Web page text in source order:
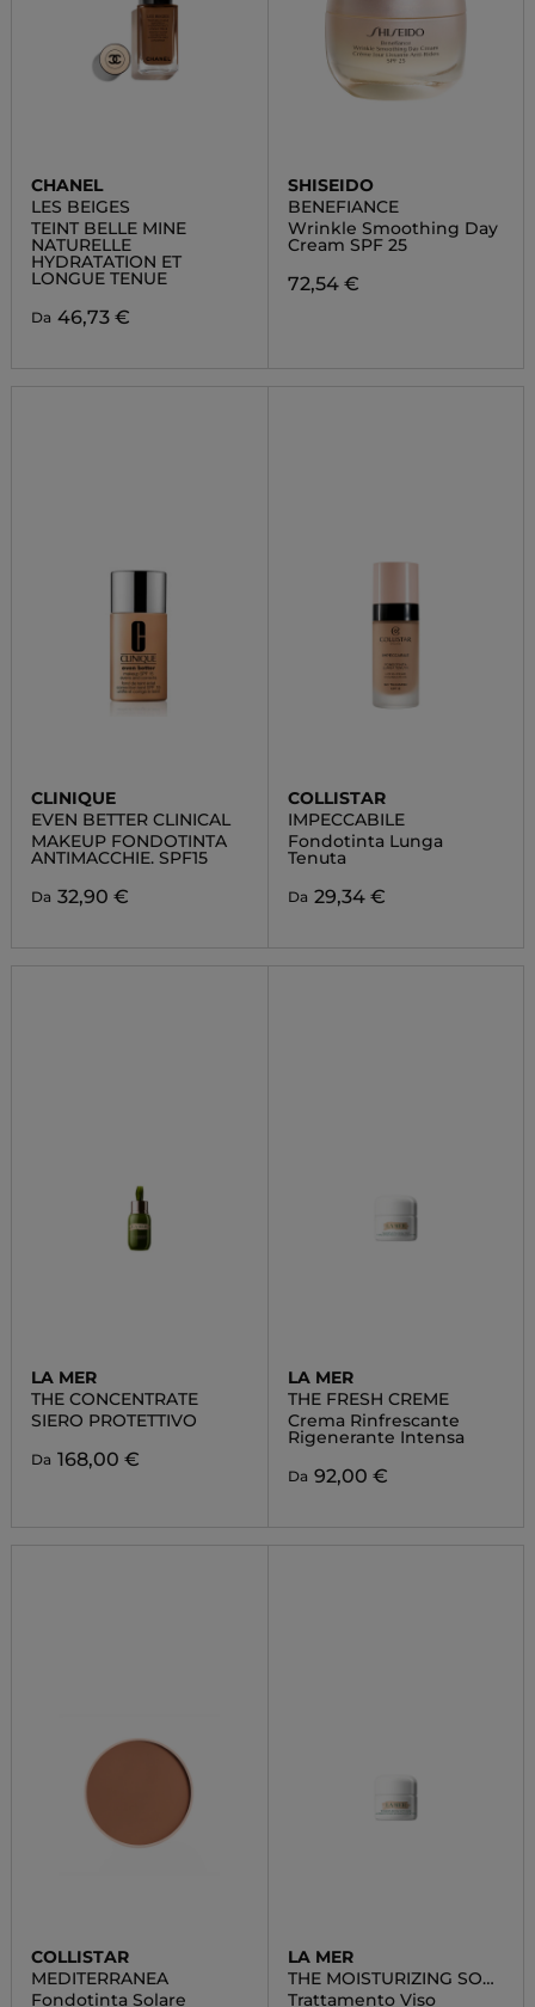
CHANEL
LES BEIGES
TEINT BELLE MINE
NATURELLE
HYDRATATION ET
LONGUE TENUE
Da 46,73 €
SHISEIDO
BENEFIANCE
Wrinkle Smoothing Day
Cream SPF 25
72,54 €
CLINIQUE
EVEN BETTER CLINICAL
MAKEUP FONDOTINTA
ANTIMACCHIE. SPF15
Da 32,90 €
COLLISTAR
IMPECCABILE
Fondotinta Lunga
Tenuta
Da 29,34 €
LA MER
THE CONCENTRATE
SIERO PROTETTIVO
Da 168,00 €
LA MER
THE FRESH CREME
Crema Rinfrescante
Rigenerante Intensa
Da 92,00 €
COLLISTAR
MEDITERRANEA
Fondotinta Solare
LA MER
THE MOISTURIZING SOFT
CREAM
Trattamento Viso